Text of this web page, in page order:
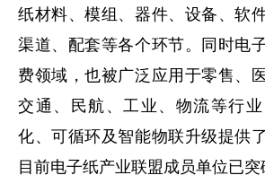
纸材料、模组、器件、设备、软
渠道、配套等各个环节。同时电
费领域，也被广泛应用于零售、
交通、民航、工业、物流等行
化、可循环及智能物联升级提供
目前电子纸产业联盟成员单位已突